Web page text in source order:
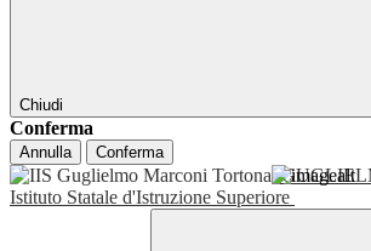
Chiudi
Conferma
Annulla Conferma
Istituto Statale d'Istruzione Superiore